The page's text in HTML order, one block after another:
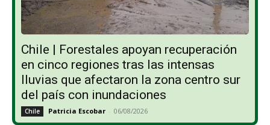
Chile | Forestales apoyan recuperación
en cinco regiones tras las intensas
lluvias que afectaron la zona centro sur
del país con inundaciones
Chile Patricia Escobar - 06/08/2026